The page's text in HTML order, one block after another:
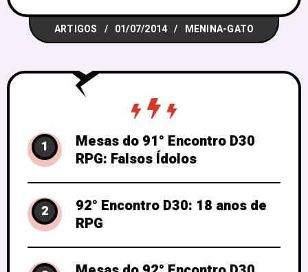
acompanhando de perto cada novidade
que sai sobre a esperada quinta edição
ARTIGOS 01/07/2014 MENINA-GATO
1
Mesas do 91° Encontro D30
RPG: Falsos Ídolos
2
92° Encontro D30: 18 anos de
RPG